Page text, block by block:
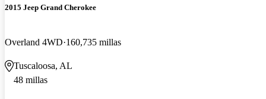
2015 Jeep Grand Cherokee
Overland 4WD 160,735 millas
Tuscaloosa, AL
48 millas